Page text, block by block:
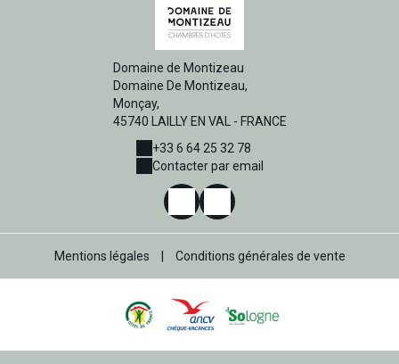
Domaine de Montizeau
Domaine De Montizeau,
Monçay,
45740 LAILLY EN VAL - FRANCE
+33 6 64 25 32 78
Contacter par email
Mentions légales Conditions générales de vente